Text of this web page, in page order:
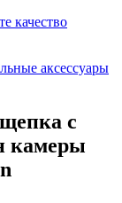
аксессуары
с
камеры